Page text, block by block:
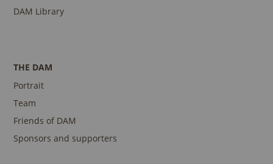
DAM Library
THE DAM
Portrait
Team
Friends of DAM
Sponsors and supporters